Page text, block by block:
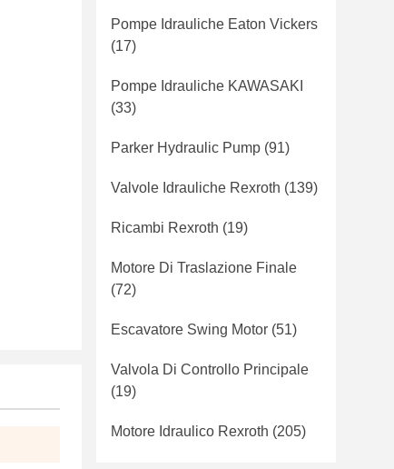
Pompe Idrauliche Eaton Vickers
(17)
Pompe Idrauliche KAWASAKI
(33)
Parker Hydraulic Pump (91)
Valvole Idrauliche Rexroth (139)
Ricambi Rexroth (19)
Motore Di Traslazione Finale
(72)
Escavatore Swing Motor (51)
Valvola Di Controllo Principale
(19)
Motore Idraulico Rexroth (205)